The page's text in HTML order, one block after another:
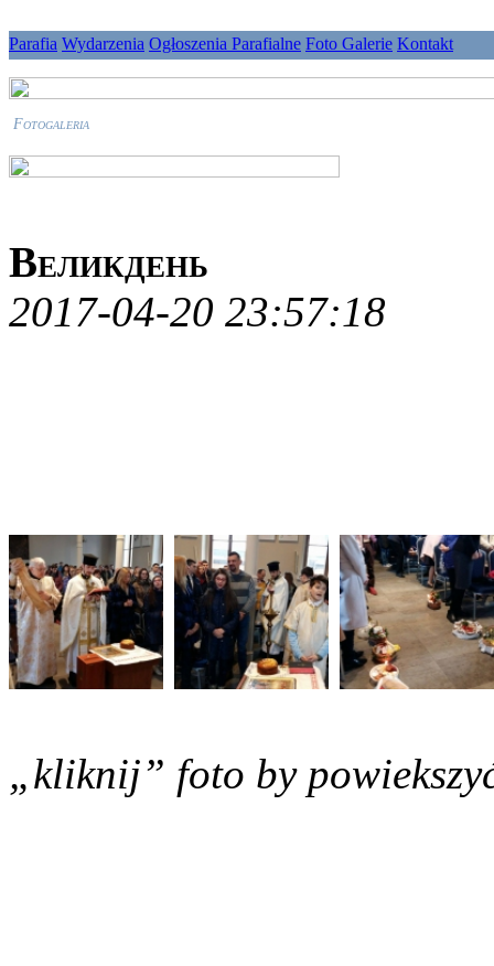
Parafia Wydarzenia Ogłoszenia Parafialne Foto Galerie Kontakt
Fotogaleria
Великдень
2017-04-20 23:57:18
„kliknij” foto by